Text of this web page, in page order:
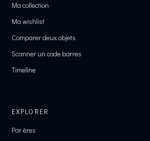
Ma collection
Ma wishlist
Comparer deux objets
Scanner un code barres
Timeline
EXPLORER
Par ères